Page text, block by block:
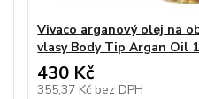
Vivaco arganový olej na
vlasy Body Tip Argan Oil
430 Kč
355,37 Kč bez DPH